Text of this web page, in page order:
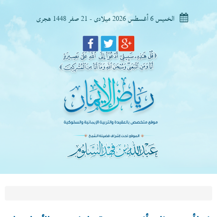
الخميس 6 أغسطس 2026 ميلادى - 21 صفر 1448 هجرى